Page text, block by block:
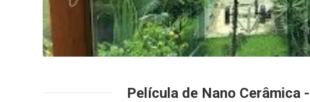
Película de Nano Cerâmica